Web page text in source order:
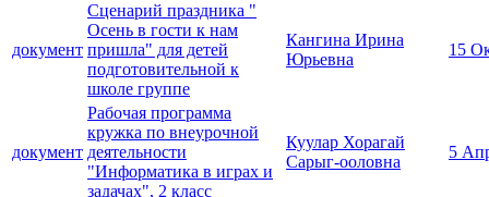
документ
Сценарий праздника "
Осень в гости к нам
пришла" для детей
подготовительной к
школе группе
Кангина Ирина
Юрьевна
15
документ
Рабочая программа
кружка по внеурочной
деятельности
"Информатика в играх и
задачах", 2 класс
Куулар Хорагай
Сарыг-ооловна
5